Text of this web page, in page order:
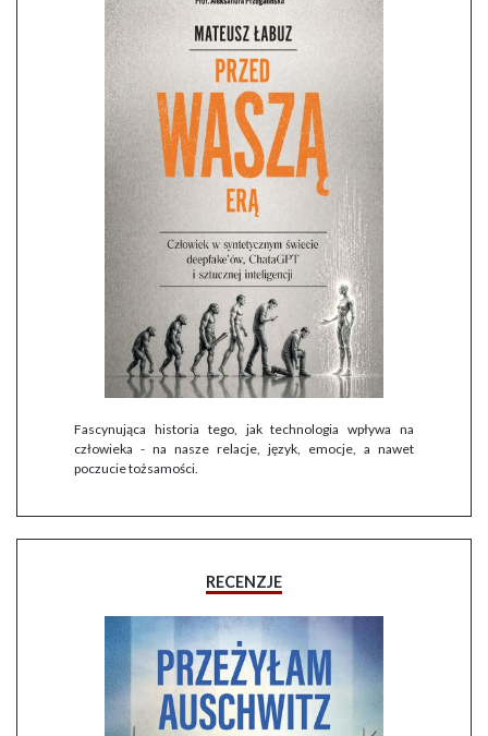
Fascynująca historia tego, jak technologia wpływa na
człowieka - na nasze relacje, język, emocje, a nawet
poczucie tożsamości.
RECENZJE